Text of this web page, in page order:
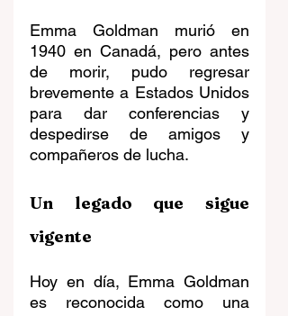
Emma Goldman murió en
1940 en Canadá, pero antes
de morir, pudo regresar
brevemente a Estados Unidos
para dar conferencias y
despedirse de amigos y
compañeros de lucha.
Un legado que sigue
vigente
Hoy en día, Emma Goldman
es reconocida como una